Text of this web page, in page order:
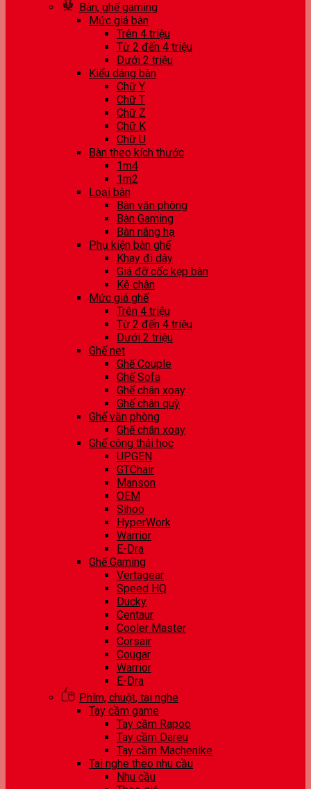
Bàn, ghế gaming
Mức giá bàn
Trên 4 triệu
Từ 2 đến 4 triệu
Dưới 2 triệu
Kiểu dáng bàn
Chữ Y
Chữ T
Chữ Z
Chữ K
Chữ U
Bàn theo kích thước
1m4
1m2
Loại bàn
Bàn văn phòng
Bàn Gaming
Bàn nâng hạ
Phụ kiện bàn ghế
Khay đi dây
Giá đỡ cốc kẹp bàn
Kê chân
Mức giá ghế
Trên 4 triệu
Từ 2 đến 4 triệu
Dưới 2 triệu
Ghế net
Ghế Couple
Ghế Sofa
Ghế chân xoay
Ghế chân quỳ
Ghế văn phòng
Ghế chân xoay
Ghế công thái học
UPGEN
GTChair
Manson
OEM
Sihoo
HyperWork
Warrior
E-Dra
Ghế Gaming
Vertagear
Speed HQ
Ducky
Centaur
Cooler Master
Corsair
Cougar
Warrior
E-Dra
Phím, chuột, tai nghe
Tay cầm game
Tay cầm Rapoo
Tay cầm Dareu
Tay cầm Machenike
Tai nghe theo nhu cầu
Nhu cầu